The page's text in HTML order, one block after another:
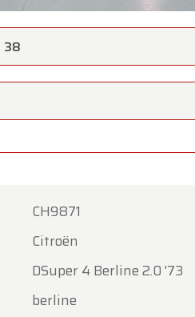
38
CH9871
Citroën
DSuper 4 Berline 2.0 '73
berline
Oldtimerfarm
Chers clients,